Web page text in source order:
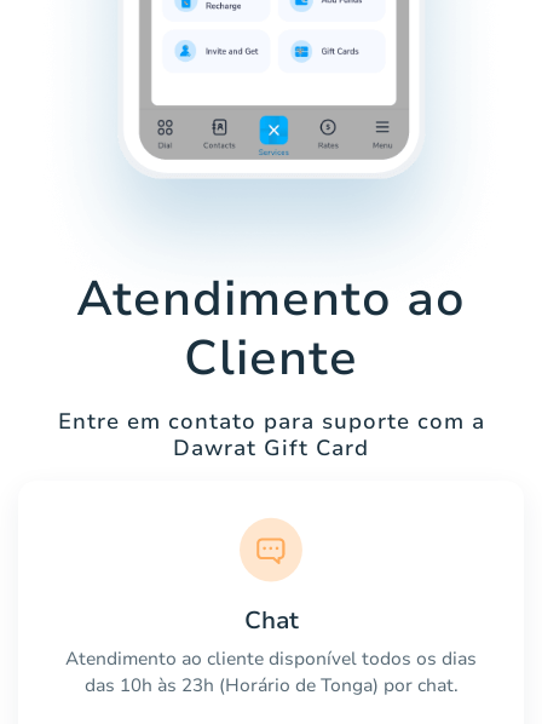
Atendimento ao
Cliente
Entre em contato para suporte com a
Dawrat Gift Card
Chat
Atendimento ao cliente disponível todos os dias
das 10h às 23h (Horário de Tonga) por chat.